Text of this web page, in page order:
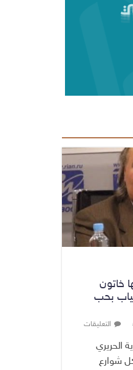
خاتون
بحب
التعليقات
الحريري
شوارع